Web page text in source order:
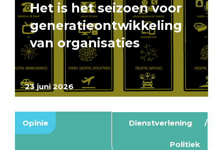
23 juni 2026
Het is het seizoen voor
generatieontwikkeling
van organisaties
Opinie Dienstverlening
Politiek